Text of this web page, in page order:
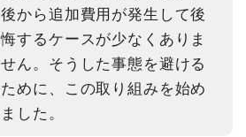
後から追加費用が発生して後
悔するケースが少なくありま
せん。そうした事態を避ける
ために、この取り組みを始め
ました。